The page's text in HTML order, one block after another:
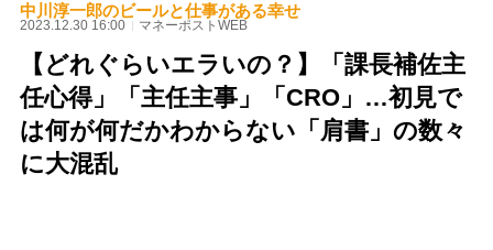
中川淳一郎のビールと仕事がある幸せ
2023.12.30 16:00 マネーポストWEB
【どれぐらいエラいの？】「課長補佐主
任心得」「主任主事」「CRO」…初見で
は何が何だかわからない「肩書」の数々
に大混乱